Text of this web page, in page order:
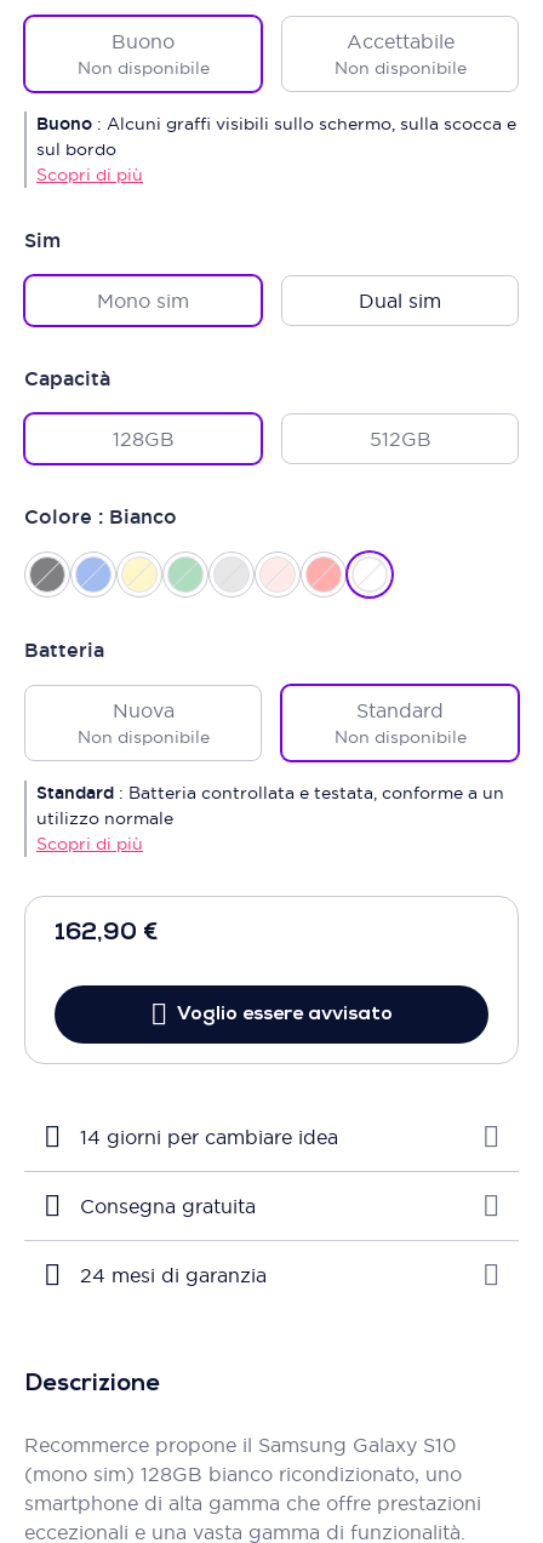
162,90 €
Voglio essere avvisato
Buono
Non disponibile
Accettabile
Non disponibile
Buono : Alcuni graffi visibili sullo schermo, sulla scocca e
sul bordo
Scopri di più
Sim
Mono sim Dual sim
Capacità
128GB 512GB
Colore : Bianco
Batteria
Nuova
Non disponibile
Standard
Non disponibile
Standard : Batteria controllata e testata, conforme a un
utilizzo normale
Scopri di più
14 giorni per cambiare idea
Consegna gratuita
24 mesi di garanzia
Descrizione
Recommerce propone il Samsung Galaxy S10
(mono sim) 128GB bianco ricondizionato, uno
smartphone di alta gamma che offre prestazioni
eccezionali e una vasta gamma di funzionalità.